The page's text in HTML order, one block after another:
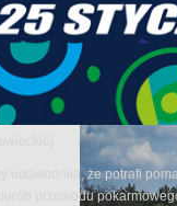
udowodniła, że potrafi
przewodu